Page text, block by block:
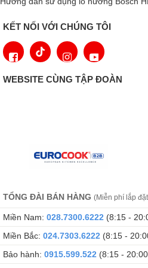
Có phải khi nấu nướng bạn lo lắng
đều? Đừng lo,Bosch HBA5360S0
quyết vấn đề này cho bạn. Công
đều đặt theo cả 3 chiều tới mọi vị trí
món ăn của bạn chín đều mà vẫn
KẾT NỐI VỚI CHÚNG TÔI
WEBSITE CÙNG TẬP ĐOÀN
TỔNG ĐÀI BÁN HÀNG (Miễn phí lắp
Miền Nam: 028.7300.6222 (8:15 -
Miền Bắc: 024.7303.6222 (8:15 -
Bảo hành: 0915.599.522 (8:15 -